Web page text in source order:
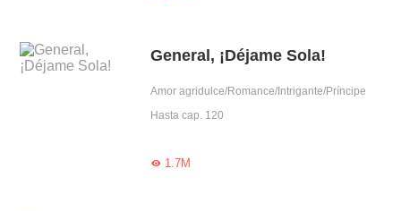
General, ¡Déjame Sola!
Amor agridulce/Romance/Intrigante/Príncipe
Hasta cap. 120
1.7M